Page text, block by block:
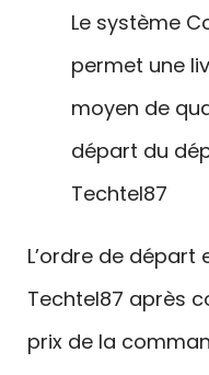
Le système
permet une
moyen de
départ du
Techtel87
L’ordre de
Techtel87 après
prix de la